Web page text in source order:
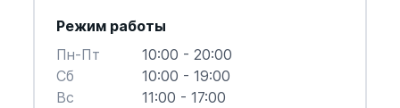
Режим работы
Пн-Пт
10:00 - 20:00
Cб
10:00 - 19:00
Вс
11:00 - 17:00